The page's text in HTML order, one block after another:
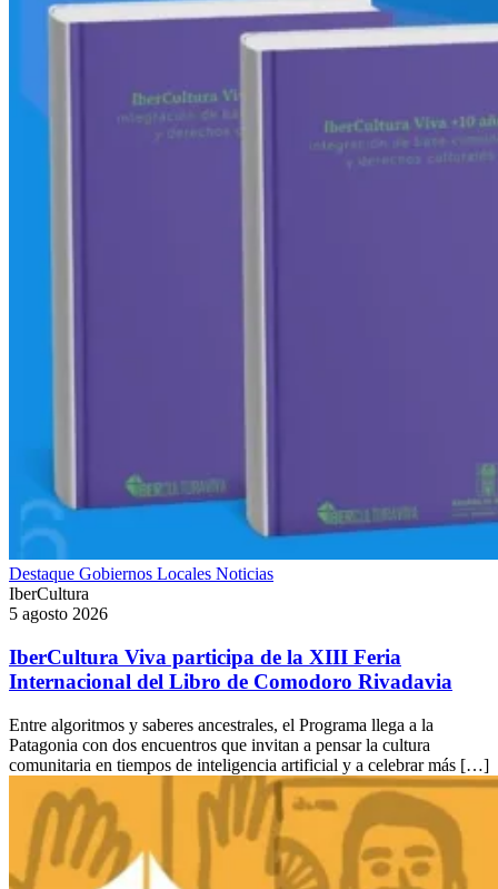
Destaque Gobiernos Locales Noticias
IberCultura
5 agosto 2026
IberCultura Viva participa de la XIII Feria
Internacional del Libro de Comodoro Rivadavia
Entre algoritmos y saberes ancestrales, el Programa llega a la
Patagonia con dos encuentros que invitan a pensar la cultura
comunitaria en tiempos de inteligencia artificial y a celebrar más […]